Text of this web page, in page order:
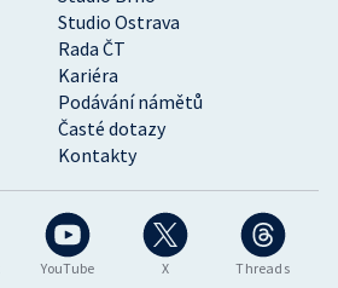
YouTube X Threads
Studio Ostrava
Rada ČT
Kariéra
Podávání námětů
Časté dotazy
Kontakty